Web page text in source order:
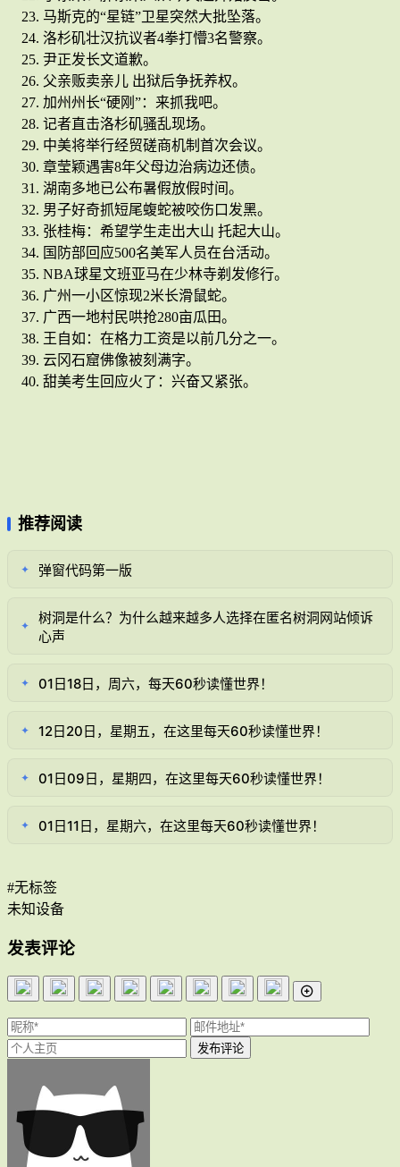
马斯克的“星链”卫星突然大批坠落。
洛杉矶壮汉抗议者4拳打懵3名警察。
尹正发长文道歉。
父亲贩卖亲儿 出狱后争抚养权。
加州州长“硬刚”：来抓我吧。
记者直击洛杉矶骚乱现场。
中美将举行经贸磋商机制首次会议。
章莹颖遇害8年父母边治病边还债。
湖南多地已公布暑假放假时间。
男子好奇抓短尾蝮蛇被咬伤口发黑。
张桂梅：希望学生走出大山 托起大山。
国防部回应500名美军人员在台活动。
NBA球星文班亚马在少林寺剃发修行。
广州一小区惊现2米长滑鼠蛇。
广西一地村民哄抢280亩瓜田。
王自如：在格力工资是以前几分之一。
云冈石窟佛像被刻满字。
甜美考生回应火了：兴奋又紧张。
推荐阅读
✦ 弹窗代码第一版
✦
树洞是什么？为什么越来越多人选择在匿名树洞网站倾诉
心声
✦ 01日18日，周六，每天60秒读懂世界！
✦ 12日20日，星期五，在这里每天60秒读懂世界！
✦ 01日09日，星期四，在这里每天60秒读懂世界！
✦ 01日11日，星期六，在这里每天60秒读懂世界！
#无标签
未知设备
发表评论